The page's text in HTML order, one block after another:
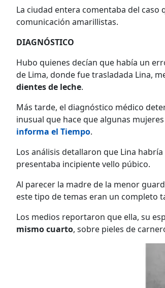
La ciudad entera comentaba del caso
comunicación amarillistas.
DIAGNÓSTICO
Hubo quienes decían que había un
de Lima, donde fue trasladada Lina,
dientes de leche.
Más tarde, el diagnóstico médico
inusual que hace que algunas
informa el Tiempo.
Los análisis detallaron que Lina
presentaba incipiente vello púbico.
Al parecer la madre de la menor
este tipo de temas eran un completo
Los medios reportaron que ella, su
mismo cuarto, sobre pieles de